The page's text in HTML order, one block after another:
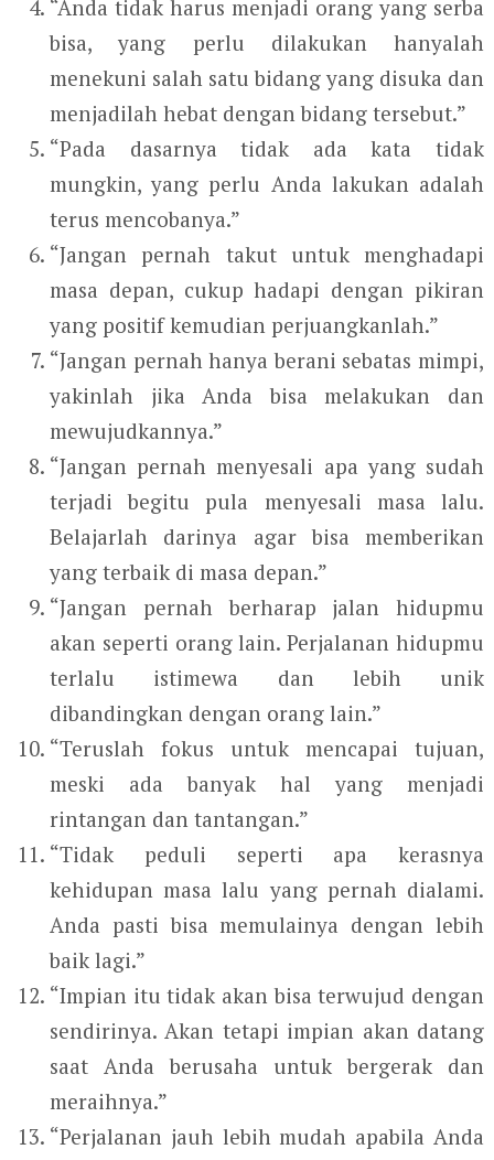
“Anda tidak harus menjadi orang yang serba
bisa, yang perlu dilakukan hanyalah
menekuni salah satu bidang yang disuka dan
menjadilah hebat dengan bidang tersebut.”
“Pada dasarnya tidak ada kata tidak
mungkin, yang perlu Anda lakukan adalah
terus mencobanya.”
“Jangan pernah takut untuk menghadapi
masa depan, cukup hadapi dengan pikiran
yang positif kemudian perjuangkanlah.”
“Jangan pernah hanya berani sebatas mimpi,
yakinlah jika Anda bisa melakukan dan
mewujudkannya.”
“Jangan pernah menyesali apa yang sudah
terjadi begitu pula menyesali masa lalu.
Belajarlah darinya agar bisa memberikan
yang terbaik di masa depan.”
“Jangan pernah berharap jalan hidupmu
akan seperti orang lain. Perjalanan hidupmu
terlalu istimewa dan lebih unik
dibandingkan dengan orang lain.”
“Teruslah fokus untuk mencapai tujuan,
meski ada banyak hal yang menjadi
rintangan dan tantangan.”
“Tidak peduli seperti apa kerasnya
kehidupan masa lalu yang pernah dialami.
Anda pasti bisa memulainya dengan lebih
baik lagi.”
“Impian itu tidak akan bisa terwujud dengan
sendirinya. Akan tetapi impian akan datang
saat Anda berusaha untuk bergerak dan
meraihnya.”
“Perjalanan jauh lebih mudah apabila Anda